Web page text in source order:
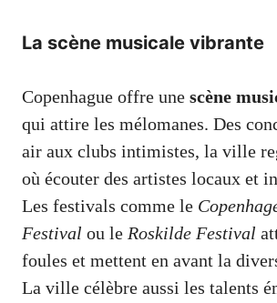
La scène musicale vibrante
Copenhague offre une scène
qui attire les mélomanes. Des
air aux clubs intimistes, la ville
où écouter des artistes locaux et
Les festivals comme le
Festival ou le Roskilde Festival
foules et mettent en avant la
La ville célèbre aussi les talents